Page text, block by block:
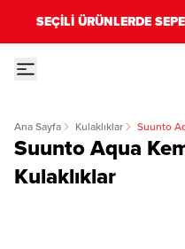
SEÇİLİ ÜRÜNLERDE
Ana Sayfa Kulaklıklar Suunto
Suunto Aqua
Kulaklıklar